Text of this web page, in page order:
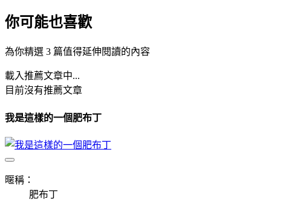
你可能也喜歡
為你精選 3 篇值得延伸閱讀的內容
載入推薦文章中...
目前沒有推薦文章
我是這樣的一個肥布丁
暱稱：
肥布丁